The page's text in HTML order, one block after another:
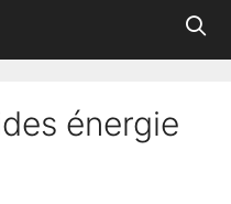
énergie